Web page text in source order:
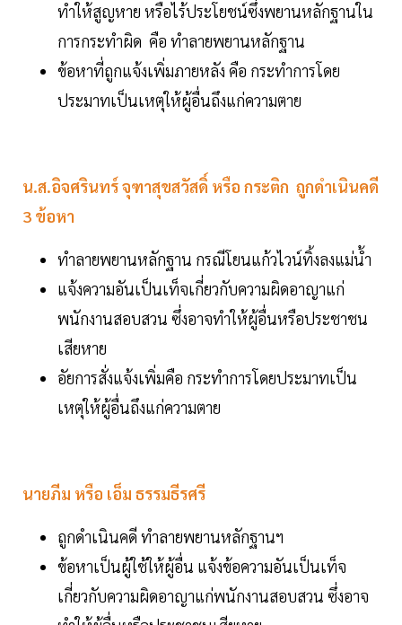
ทำให้สูญหาย หรือไร้ประโยชน์ซึ่งพยานหลักฐานใน
การกระทำผิด คือ ทำลายพยานหลักฐาน
ข้อหาที่ถูกแจ้งเพิ่มภายหลัง คือ กระทำการโดย
ประมาทเป็นเหตุให้ผู้อื่นถึงแก่ความตาย
น.ส.อิจศรินทร์ จุฑาสุขสวัสดิ์ หรือ กระติก ถูกดำเนินคดี
3 ข้อหา
ทำลายพยานหลักฐาน กรณีโยนแก้วไวน์ทิ้งลงแม่น้ำ
แจ้งความอันเป็นเท็จเกี่ยวกับความผิดอาญาแก่
พนักงานสอบสวน ซึ่งอาจทำให้ผู้อื่นหรือประชาชน
เสียหาย
อัยการสั่งแจ้งเพิ่มคือ กระทำการโดยประมาทเป็น
เหตุให้ผู้อื่นถึงแก่ความตาย
นายภีม หรือ เอ็ม ธรรมธีรศรี
ถูกดำเนินคดี ทำลายพยานหลักฐานฯ
ข้อหาเป็นผู้ใช้ให้ผู้อื่น แจ้งข้อความอันเป็นเท็จ
เกี่ยวกับความผิดอาญาแก่พนักงานสอบสวน ซึ่งอาจ